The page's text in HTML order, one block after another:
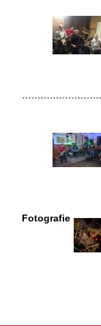
Fotografie